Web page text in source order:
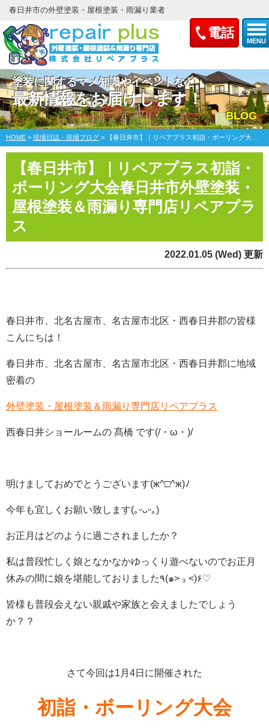
電話
MENU
春日井市の外壁塗装・屋根塗装・雨漏り業者
塗装に関するマメ知識やイベントなど
最新情報をお届けします！
BLOG
HOME > 現場日誌・現場ブログ > 【春日井市】｜リペアプラス初詣・ボーリング大会春日井市外壁塗装・屋根塗装＆雨漏り専門店リペアプラス
【春日井市】｜リペアプラス初詣・
ボーリング大会春日井市外壁塗装・
屋根塗装＆雨漏り専門店リペアプラ
ス
2022.01.05 (Wed) 更新
春日井市、北名古屋市、名古屋市北区・西春日井郡の皆様
こんにちは！
春日井市、北名古屋市、名古屋市北区・西春日井郡に地域
密着の
外壁塗装・屋根塗装＆雨漏り専門店リペアプラス
西春日井ショールームの 髙橋 です(/・ω・)/
明けましておめでとうございます(ж^□^ж)ﾉ
今年も宜しくお願い致します(｡ᵕᴗᵕ｡)
お正月はどのように過ごされましたか？
私は普段忙しく娘となかなかゆっくり遊べないのでお正月
休みの間に娘を堪能しておりました٩(๑> ₃ <)۶♡
皆様も普段会えない親戚や家族と会えましたでしょう
か？？
さて今回は1月4日に開催された
初詣・ボー リング大会